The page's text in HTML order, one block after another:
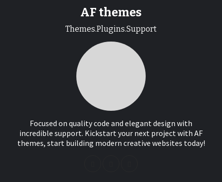
AF themes
Themes.Plugins.Support
Focused on quality code and elegant design with
incredible support. Kickstart your next project with AF
themes, start building modern creative websites today!